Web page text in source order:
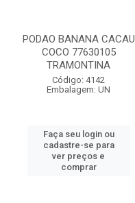
PODAO BANANA CACAU
COCO 77630105
TRAMONTINA
Código: 4142
Embalagem: UN
Faça seu login ou
cadastre-se para
ver preços e
comprar